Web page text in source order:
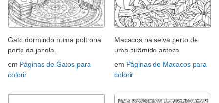
Gato dormindo numa poltrona
perto da janela.
em Páginas de Gatos para
colorir
Macacos na selva perto de
uma pirâmide asteca
em Páginas de Macacos para
colorir